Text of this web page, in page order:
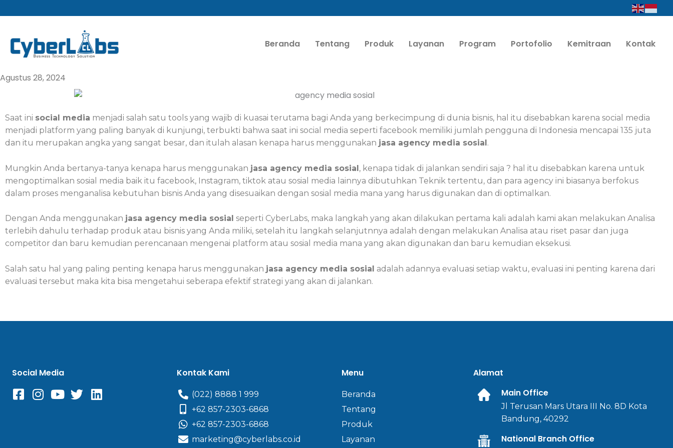
ke
Beranda
Tentang Produk Layanan Program Portofolio Kemitraan Kontak
Agustus 28, 2024
Saat ini social media menjadi salah satu tools yang wajib di kuasai terutama bagi Anda yang berkecimpung di dunia bisnis, hal itu disebabkan karena social media
menjadi platform yang paling banyak di kunjungi, terbukti bahwa saat ini social media seperti facebook memiliki jumlah pengguna di Indonesia mencapai 135 juta
dan itu merupakan angka yang sangat besar, dan itulah alasan kenapa harus menggunakan jasa agency media sosial.
Mungkin Anda bertanya-tanya kenapa harus menggunakan jasa agency media sosial, kenapa tidak di jalankan sendiri saja ? hal itu disebabkan karena untuk
mengoptimalkan sosial media baik itu facebook, Instagram, tiktok atau sosial media lainnya dibutuhkan Teknik tertentu, dan para agency ini biasanya berfokus
dalam proses menganalisa kebutuhan bisnis Anda yang disesuaikan dengan sosial media mana yang harus digunakan dan di optimalkan.
Dengan Anda menggunakan jasa agency media sosial seperti CyberLabs, maka langkah yang akan dilakukan pertama kali adalah kami akan melakukan Analisa
terlebih dahulu terhadap produk atau bisnis yang Anda miliki, setelah itu langkah selanjutnnya adalah dengan melakukan Analisa atau riset pasar dan juga
competitor dan baru kemudian perencanaan mengenai platform atau sosial media mana yang akan digunakan dan baru kemudian eksekusi.
Salah satu hal yang paling penting kenapa harus menggunakan jasa agency media sosial adalah adannya evaluasi setiap waktu, evaluasi ini penting karena dari
evaluasi tersebut maka kita bisa mengetahui seberapa efektif strategi yang akan di jalankan.
Social Media Kontak Kami
(022) 8888 1 999
+62 857-2303-6868
+62 857-2303-6868
marketing@cyberlabs.co.id
Menu
Beranda
Tentang
Produk
Layanan
Alamat
Main Office
Jl Terusan Mars Utara III No. 8D Kota
Bandung, 40292
National Branch Office